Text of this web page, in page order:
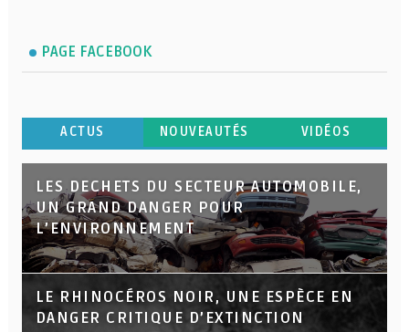
PAGE FACEBOOK
ACTUS NOUVEAUTÉS VIDÉOS
LES DECHETS DU SECTEUR AUTOMOBILE,
UN GRAND DANGER POUR
L’ENVIRONNEMENT
LE RHINOCÉROS NOIR, UNE ESPÈCE EN
DANGER CRITIQUE D’EXTINCTION